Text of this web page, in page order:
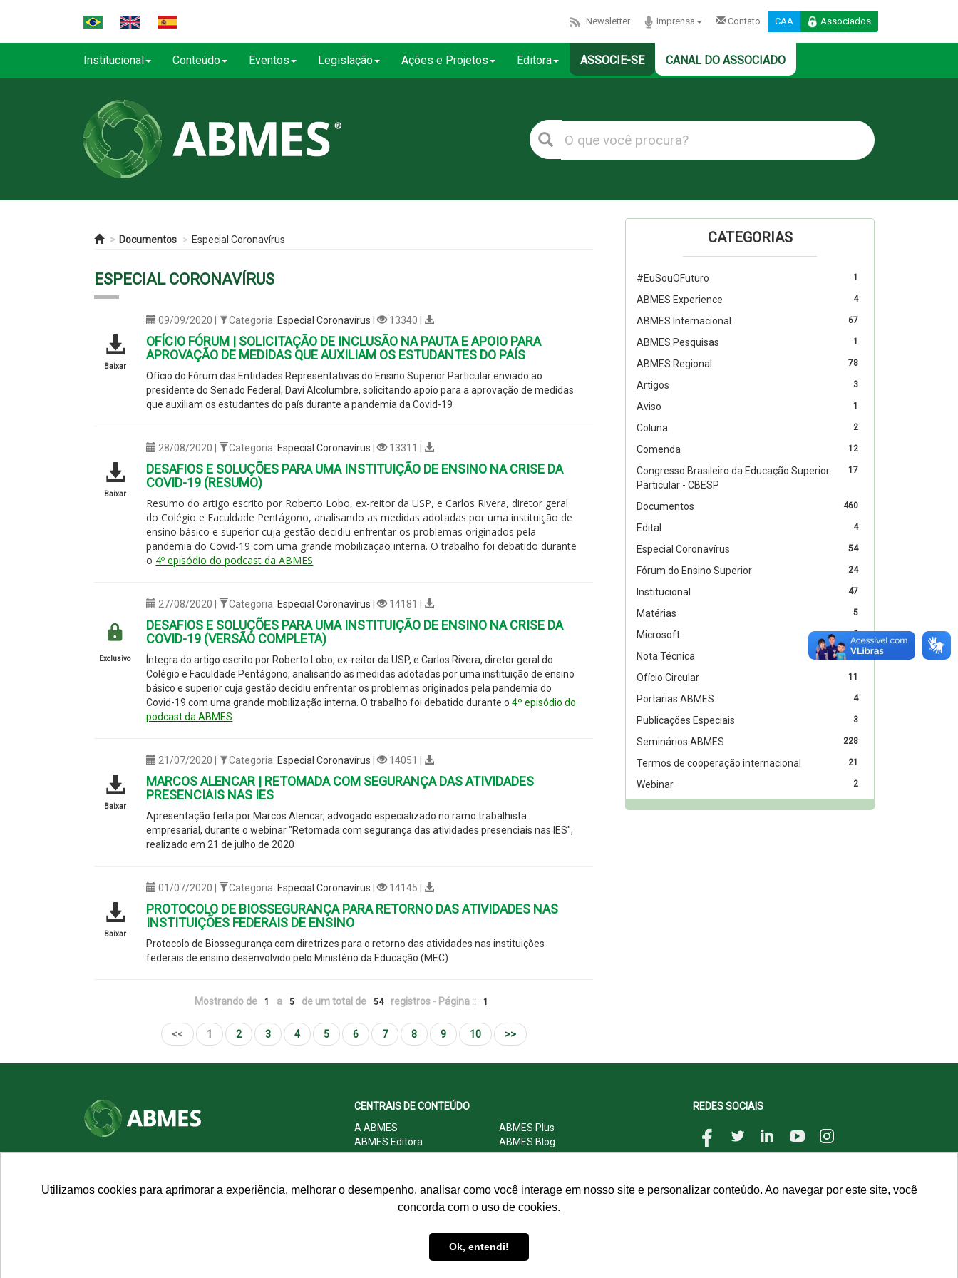
Utilizamos cookies para aprimorar a experiência, melhorar o desempenho, analisar como você interage em nosso site e personalizar conteúdo. Ao navegar por este site, você
concorda com o uso de cookies.
Ok, entendi!
Newsletter Imprensa Contato CAA Associados
Institucional Conteúdo Eventos Legislação Ações e Projetos Editora ASSOCIE-SE CANAL DO ASSOCIADO
Documentos Especial Coronavírus
ESPECIAL CORONAVÍRUS
Baixar
09/09/2020 | Categoria: Especial Coronavírus | 13340 |
OFÍCIO FÓRUM | SOLICITAÇÃO DE INCLUSÃO NA PAUTA E APOIO PARA
APROVAÇÃO DE MEDIDAS QUE AUXILIAM OS ESTUDANTES DO PAÍS
Ofício do Fórum das Entidades Representativas do Ensino Superior Particular enviado ao
presidente do Senado Federal, Davi Alcolumbre, solicitando apoio para a aprovação de medidas
que auxiliam os estudantes do país durante a pandemia da Covid-19
Baixar
28/08/2020 | Categoria: Especial Coronavírus | 13311 |
DESAFIOS E SOLUÇÕES PARA UMA INSTITUIÇÃO DE ENSINO NA CRISE DA
COVID-19 (RESUMO)
Resumo do artigo escrito por Roberto Lobo, ex-reitor da USP, e Carlos Rivera, diretor geral
do Colégio e Faculdade Pentágono, analisando as medidas adotadas por uma instituição de
ensino básico e superior cuja gestão decidiu enfrentar os problemas originados pela
pandemia do Covid-19 com uma grande mobilização interna. O trabalho foi debatido durante
o 4º episódio do podcast da ABMES
Exclusivo
27/08/2020 | Categoria: Especial Coronavírus | 14181 |
DESAFIOS E SOLUÇÕES PARA UMA INSTITUIÇÃO DE ENSINO NA CRISE DA
COVID-19 (VERSÃO COMPLETA)
Íntegra do artigo escrito por Roberto Lobo, ex-reitor da USP, e Carlos Rivera, diretor geral do
Colégio e Faculdade Pentágono, analisando as medidas adotadas por uma instituição de ensino
básico e superior cuja gestão decidiu enfrentar os problemas originados pela pandemia do
Covid-19 com uma grande mobilização interna. O trabalho foi debatido durante o4º episódio do
podcast da ABMES
Baixar
21/07/2020 | Categoria: Especial Coronavírus | 14051 |
MARCOS ALENCAR | RETOMADA COM SEGURANÇA DAS ATIVIDADES
PRESENCIAIS NAS IES
Apresentação feita por Marcos Alencar, advogado especializado no ramo trabalhista
empresarial, durante o webinar "Retomada com segurança das atividades presenciais nas IES",
realizado em 21 de julho de 2020
Baixar
01/07/2020 | Categoria: Especial Coronavírus | 14145 |
PROTOCOLO DE BIOSSEGURANÇA PARA RETORNO DAS ATIVIDADES NAS
INSTITUIÇÕES FEDERAIS DE ENSINO
Protocolo de Biossegurança com diretrizes para o retorno das atividades nas instituições
federais de ensino desenvolvido pelo Ministério da Educação (MEC)
Mostrando de 1 a 5 de um total de 54 registros - Página :: 1
<< 1 2 3 4 5 6 7 8 9 10 >>
CATEGORIAS
1
#EuSouOFuturo
4
ABMES Experience
67
ABMES Internacional
1
ABMES Pesquisas
78
ABMES Regional
3
Artigos
1
Aviso
2
Coluna
12
Comenda
17
Congresso Brasileiro da Educação Superior
Particular - CBESP
460
Documentos
4
Edital
54
Especial Coronavírus
24
Fórum do Ensino Superior
47
Institucional
5
Matérias
2
Microsoft
20
Nota Técnica
11
Ofício Circular
4
Portarias ABMES
3
Publicações Especiais
228
Seminários ABMES
21
Termos de cooperação internacional
2
Webinar
CEP: 70.701-060 - Asa Norte, Brasília/DF
CENTRAIS DE CONTEÚDO
A ABMES
ABMES Plus
ABMES Editora
ABMES Blog
ABMES LInC
Legislação
Central do Associado ABMES
Contato
REDES SOCIAIS
© 2009 - 2026 ABMES. Todos os direitos reservados.